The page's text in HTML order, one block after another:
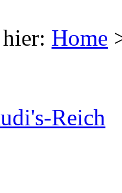
Home
Reich